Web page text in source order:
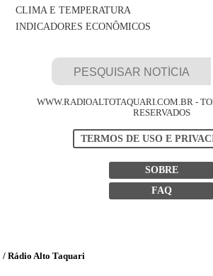
CLIMA E TEMPERATURA
INDICADORES ECONÔMICOS
WWW.RADIOALTOTAQUARI.COM.BR -
RESERVADOS
TERMOS DE USO E
SOBRE
FAQ
/ Rádio Alto Taquari